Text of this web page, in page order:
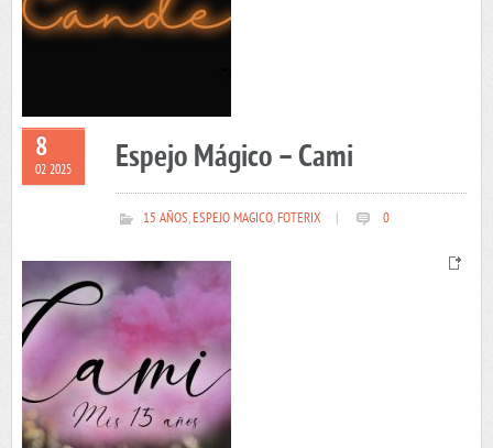
8
02 2025 Espejo Mágico – Cami
15 AÑOS,ESPEJO MAGICO,FOTERIX 0